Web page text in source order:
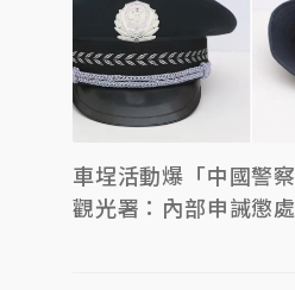
車埕活動爆「中國警
觀光署：內部申誡懲處